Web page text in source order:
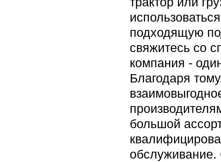
подходящую
свяжитесь со
компания -
Благодаря
большой
обслуживание.